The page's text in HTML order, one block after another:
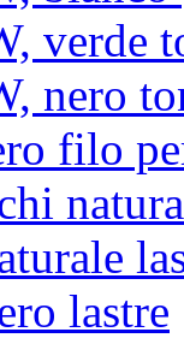
verde
nero
filo
lastre